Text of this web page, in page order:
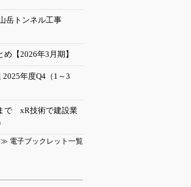
岳トンネル工事
【2026年3月期】
2025年度Q4（1～3
で xR技術で建設業
≫ 電子ブックレット一覧